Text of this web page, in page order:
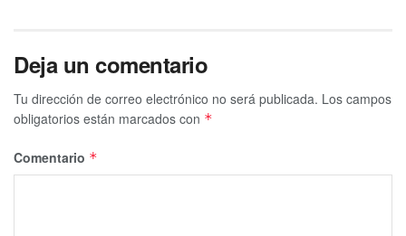
Deja un comentario
Tu dirección de correo electrónico no será publicada. Los campos
obligatorios están marcados con *
Comentario *